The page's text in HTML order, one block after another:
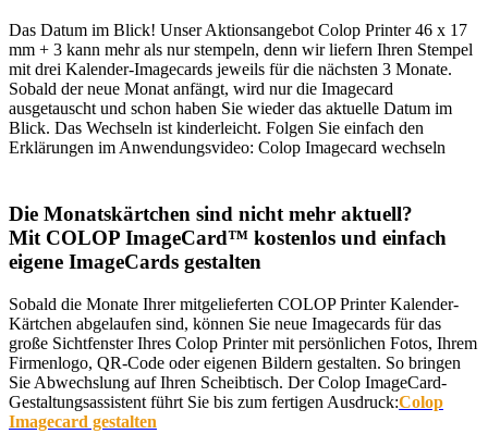
Das Datum im Blick! Unser Aktionsangebot Colop Printer 46 x 17
mm + 3 kann mehr als nur stempeln, denn wir liefern Ihren Stempel
mit drei Kalender-Imagecards jeweils für die nächsten 3 Monate.
Sobald der neue Monat anfängt, wird nur die Imagecard
ausgetauscht und schon haben Sie wieder das aktuelle Datum im
Blick. Das Wechseln ist kinderleicht. Folgen Sie einfach den
Erklärungen im Anwendungsvideo: Colop Imagecard wechseln
Die Monatskärtchen sind nicht mehr aktuell?
Mit COLOP ImageCard™ kostenlos und einfach
eigene ImageCards gestalten
Sobald die Monate Ihrer mitgelieferten COLOP Printer Kalender-
Kärtchen abgelaufen sind, können Sie neue Imagecards für das
große Sichtfenster Ihres Colop Printer mit persönlichen Fotos, Ihrem
Firmenlogo, QR-Code oder eigenen Bildern gestalten. So bringen
Sie Abwechslung auf Ihren Scheibtisch. Der Colop ImageCard-
Gestaltungsassistent führt Sie bis zum fertigen Ausdruck:Colop
Imagecard gestalten